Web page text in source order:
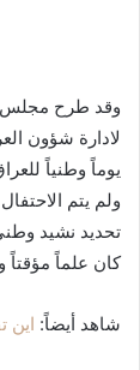
وقد طرح مجلس
يوماً وطنياً
ولم يتم
تحديد نشيد
كان علماً
شاهد أيضاً: اين